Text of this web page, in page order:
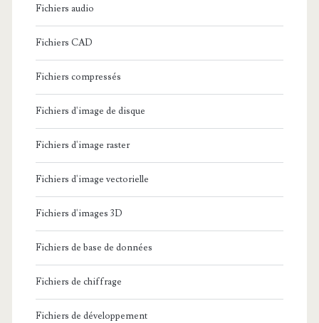
Fichiers audio
Fichiers CAD
Fichiers compressés
Fichiers d'image de disque
Fichiers d'image raster
Fichiers d'image vectorielle
Fichiers d'images 3D
Fichiers de base de données
Fichiers de chiffrage
Fichiers de développement